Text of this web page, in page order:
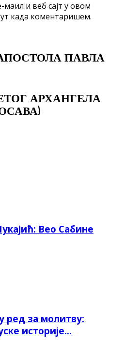
маил и веб сајт у овом
када коментаришем.
ПАВЛА
АРХАНГЕЛА
Вео Сабине
ред за молитву:
историје...